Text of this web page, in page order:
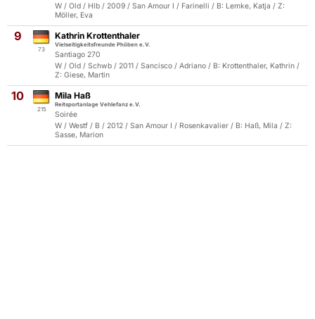
W / Old / Hlb / 2009 / San Amour I / Farinelli / B: Lemke, Katja / Z:
Möller, Eva
9
73
Kathrin Krottenthaler
Vielseitigkeitsfreunde Phöben e.V.
Santiago 270
W / Old / Schwb / 2011 / Sancisco / Adriano / B: Krottenthaler, Kathrin /
Z: Giese, Martin
10
215
Mila Haß
Reitsportanlage Vehlefanz e.V.
Soirée
W / Westf / B / 2012 / San Amour I / Rosenkavalier / B: Haß, Mila / Z:
Sasse, Marion